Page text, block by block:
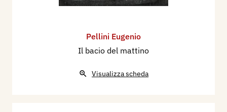
Pellini Eugenio
Il bacio del mattino
Visualizza scheda